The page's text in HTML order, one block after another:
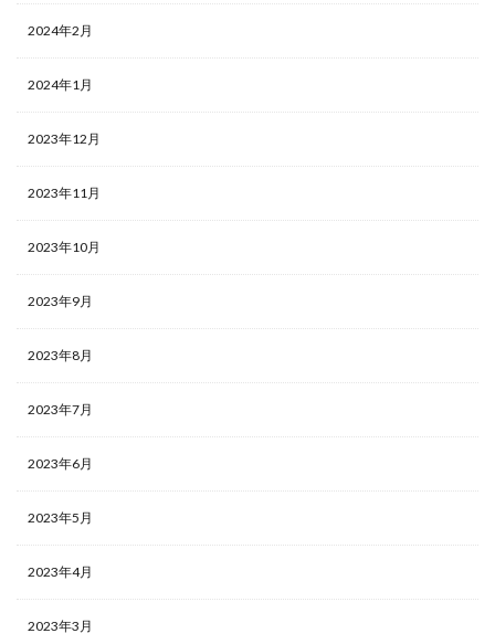
2024年2月
2024年1月
2023年12月
2023年11月
2023年10月
2023年9月
2023年8月
2023年7月
2023年6月
2023年5月
2023年4月
2023年3月